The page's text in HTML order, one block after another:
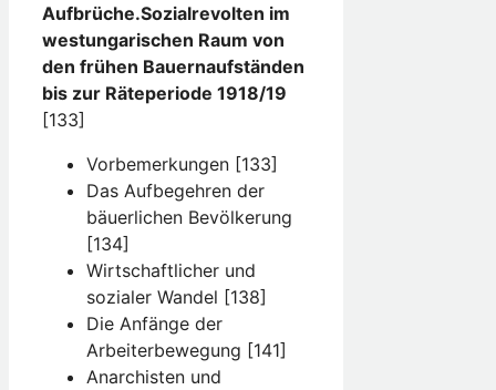
Aufbrüche.Sozialrevolten im
westungarischen Raum von
den frühen Bauernaufständen
bis zur Räteperiode 1918/19
[133]
Vorbemerkungen [133]
Das Aufbegehren der
bäuerlichen Bevölkerung
[134]
Wirtschaftlicher und
sozialer Wandel [138]
Die Anfänge der
Arbeiterbewegung [141]
Anarchisten und